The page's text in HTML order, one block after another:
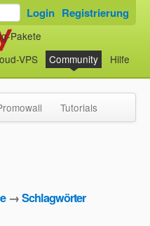
Pakete
VPS Community Hilfe
Login Registrierung
Tutorials
→Schlagwörter